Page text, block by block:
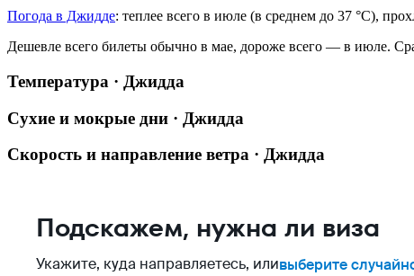
Погода в Джидде: теплее всего в июле (в среднем до 37 °C),
Дешевле всего билеты обычно в мае, дороже всего — в июле.
Температура · Джидда
Сухие и мокрые дни · Джидда
Скорость и направление ветра · Джидда
Подскажем, нужна ли виза
Укажите, куда направляетесь, иливыберите